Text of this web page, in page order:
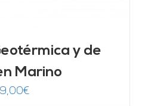
y de
Marino
9,00€